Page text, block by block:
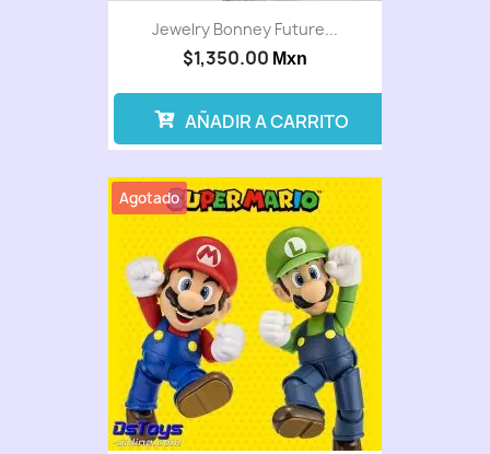
Jewelry Bonney Future...
$1,350.00 Mxn
AÑADIR A CARRITO
Agotado